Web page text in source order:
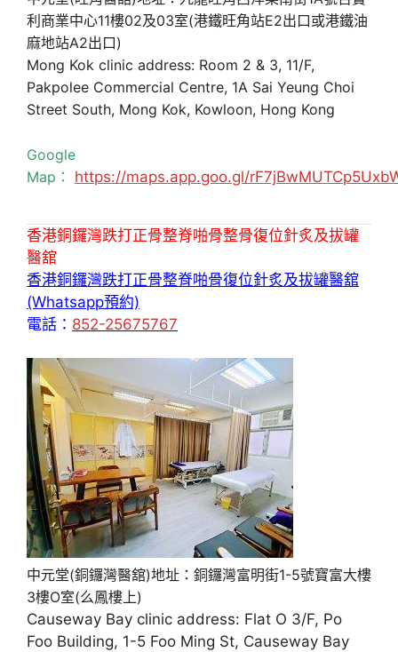
利商業中心11樓02及03室(港鐵旺角站E2出口或港鐵油
麻地站A2出口)
Mong Kok clinic address: Room 2 & 3, 11/F,
Pakpolee Commercial Centre, 1A Sai Yeung Choi
Street South, Mong Kok, Kowloon, Hong Kong
Google
Map： https://maps.app.goo.gl/
香港銅鑼灣跌打正骨整脊啪骨整骨復位針炙及拔罐
醫舘
香港銅鑼灣跌打正骨整脊啪骨復位針炙及拔罐醫舘
(Whatsapp預約)
電話： 852-25675767
中元堂(銅鑼灣醫舘)地址：銅鑼灣富明街1-5號寶富大樓
3樓O室(么鳳樓上)
Causeway Bay clinic address: Flat O 3/F, Po
Foo Building, 1-5 Foo Ming St, Causeway Bay